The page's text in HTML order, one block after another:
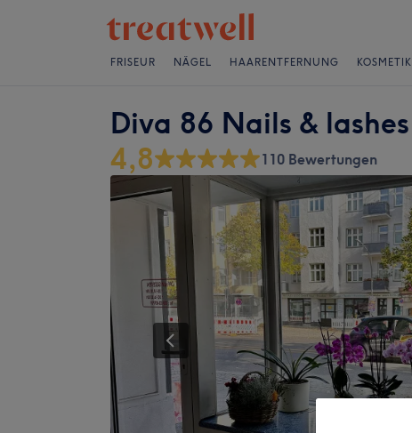
FRISEUR NÄGEL HAARENTFERNUNG KOSMETIK
Diva 86 Nails & lashes
4,8 110 Bewertungen